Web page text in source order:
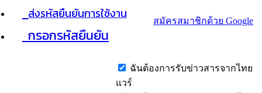
ส่งรหัสยืนยันการใช้งาน
กรอกรหัสยืนยัน
สมัครสมาชิกด้วย Google
ฉันต้องการรับข่าวสารจากไทย
แวร์